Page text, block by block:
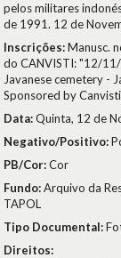
pelos militares
de 1991. 12 de
Inscrições:Manusc.
do CANVISTI: "12/
Javanese cemetery -
Sponsored by
Data:Quinta, 12 de
Negativo/Positivo:
PB/Cor:Cor
Fundo:Arquivo da
TAPOL
Tipo Documental:
Direitos: